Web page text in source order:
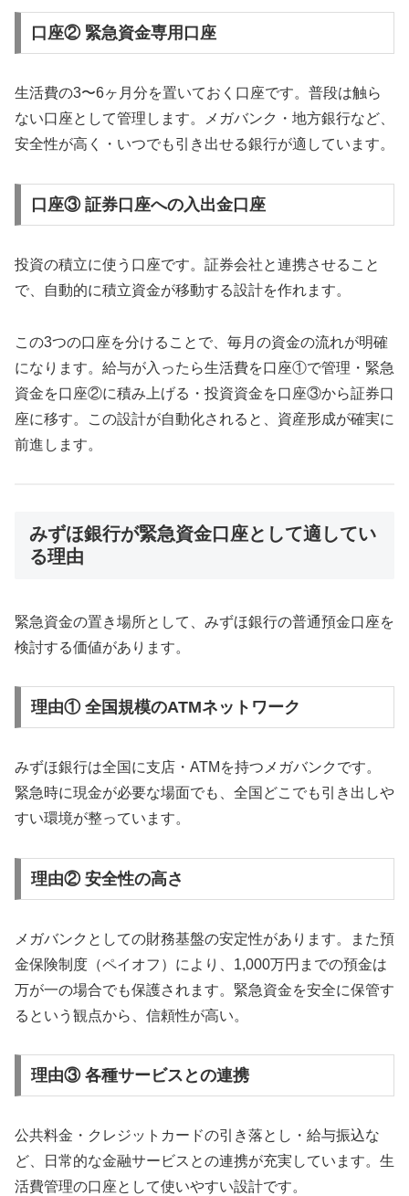
口座② 緊急資金専用口座
生活費の3〜6ヶ月分を置いておく口座です。普段は触ら
ない口座として管理します。メガバンク・地方銀行など、
安全性が高く・いつでも引き出せる銀行が適しています。
口座③ 証券口座への入出金口座
投資の積立に使う口座です。証券会社と連携させること
で、自動的に積立資金が移動する設計を作れます。
この3つの口座を分けることで、毎月の資金の流れが明確
になります。給与が入ったら生活費を口座①で管理・緊急
資金を口座②に積み上げる・投資資金を口座③から証券口
座に移す。この設計が自動化されると、資産形成が確実に
前進します。
みずほ銀行が緊急資金口座として適してい
る理由
緊急資金の置き場所として、みずほ銀行の普通預金口座を
検討する価値があります。
理由① 全国規模のATMネットワーク
みずほ銀行は全国に支店・ATMを持つメガバンクです。
緊急時に現金が必要な場面でも、全国どこでも引き出しや
すい環境が整っています。
理由② 安全性の高さ
メガバンクとしての財務基盤の安定性があります。また預
金保険制度（ペイオフ）により、1,000万円までの預金は
万が一の場合でも保護されます。緊急資金を安全に保管す
るという観点から、信頼性が高い。
理由③ 各種サービスとの連携
公共料金・クレジットカードの引き落とし・給与振込な
ど、日常的な金融サービスとの連携が充実しています。生
活費管理の口座として使いやすい設計です。